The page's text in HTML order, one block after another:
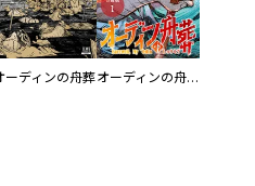
ーディンの舟葬 オーディンの舟葬 分冊版